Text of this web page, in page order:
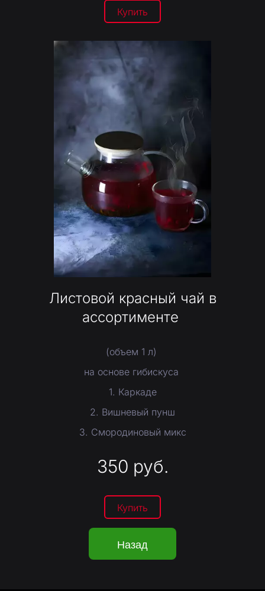
Купить
Листовой красный чай в
ассортименте
(объем 1 л)
на основе гибискуса
1. Каркаде
2. Вишневый пунш
3. Смородиновый микс
350 руб.
Купить
Назад